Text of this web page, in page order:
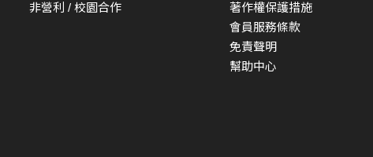
非營利 / 校園合作
著作權保護措施
會員服務條款
免責聲明
幫助中心